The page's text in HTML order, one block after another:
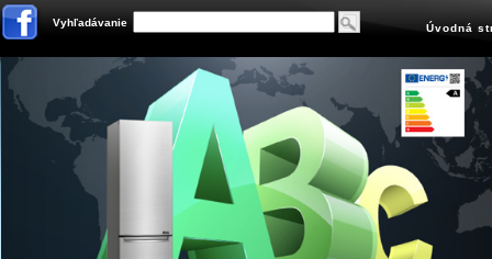
Vyhľadávanie Úvodná